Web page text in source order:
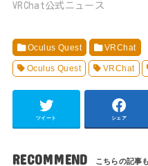
VRChat公式ニュース
Oculus Quest VRChat
Oculus Quest VRChat
ツイート シェア
RECOMMEND